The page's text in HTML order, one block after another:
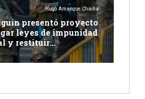
Hugo Amanque Chaiña
presentó proyecto
leyes de impunidad
y restituir
justicia ordinaria